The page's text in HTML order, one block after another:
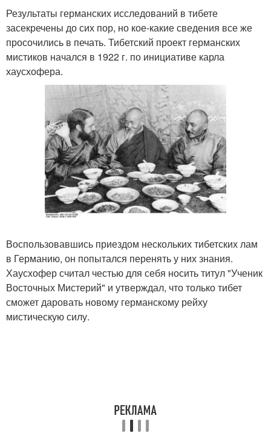
Результаты германских исследований в тибете
засекречены до сих пор, но кое-какие сведения все же
просочились в печать. Тибетский проект германских
мистиков начался в 1922 г. по инициативе карла
хаусхофера.
Воспользовавшись приездом нескольких тибетских лам
в Германию, он попытался перенять у них знания.
Хаусхофер считал честью для себя носить титул "Ученик
Восточных Мистерий" и утверждал, что только тибет
сможет даровать новому германскому рейху
мистическую силу.